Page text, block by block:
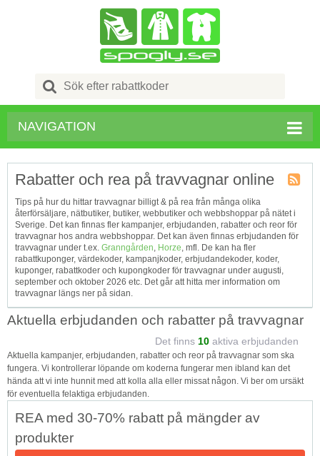
Search
for:
NAVIGATION
Tagg
RSS
Rabatter och rea på travvagnar online
Tips på hur du hittar travvagnar billigt & på rea från många olika
återförsäljare, nätbutiker, butiker, webbutiker och webbshoppar på nätet i
Sverige. Det kan finnas fler kampanjer, erbjudanden, rabatter och reor för
travvagnar hos andra webbshoppar. Det kan även finnas erbjudanden för
travvagnar under t.ex. Granngården, Horze, mfl. De kan ha fler
rabattkuponger, värdekoder, kampanjkoder, erbjudandekoder, koder,
kuponger, rabattkoder och kupongkoder för travvagnar under augusti,
september och oktober 2026 etc. Det går att hitta mer information om
travvagnar längs ner på sidan.
Aktuella erbjudanden och rabatter på travvagnar
Det finns 10 aktiva erbjudanden
Aktuella kampanjer, erbjudanden, rabatter och reor på travvagnar som ska
fungera. Vi kontrollerar löpande om koderna fungerar men ibland kan det
hända att vi inte hunnit med att kolla alla eller missat någon. Vi ber om ursäkt
för eventuella felaktiga erbjudanden.
REA med 30-70% rabatt på mängder av
produkter